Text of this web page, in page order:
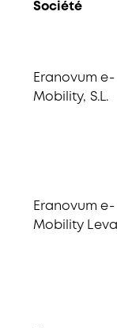
Société
Eranovum e-
Mobility, S.L.
Eranovum e-
Mobility